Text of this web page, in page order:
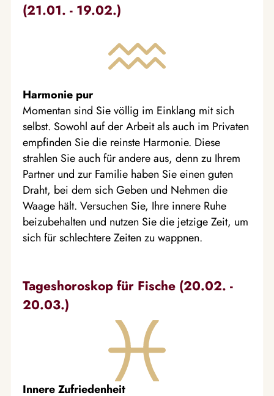
(21.01. - 19.02.)
Harmonie pur
Momentan sind Sie völlig im Einklang mit sich
selbst. Sowohl auf der Arbeit als auch im Privaten
empfinden Sie die reinste Harmonie. Diese
strahlen Sie auch für andere aus, denn zu Ihrem
Partner und zur Familie haben Sie einen guten
Draht, bei dem sich Geben und Nehmen die
Waage hält. Versuchen Sie, Ihre innere Ruhe
beizubehalten und nutzen Sie die jetzige Zeit, um
sich für schlechtere Zeiten zu wappnen.
Tageshoroskop für Fische (20.02. -
20.03.)
Innere Zufriedenheit